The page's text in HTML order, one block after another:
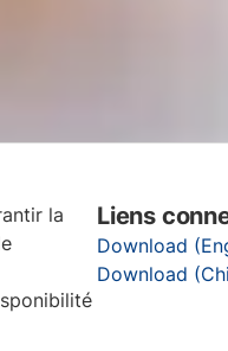
la
Liens
Download
Download